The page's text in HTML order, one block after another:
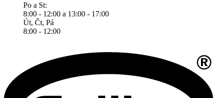
Po a St:
8:00 - 12:00 a 13:00 - 17:00
Út, Čt, Pá
8:00 - 12:00